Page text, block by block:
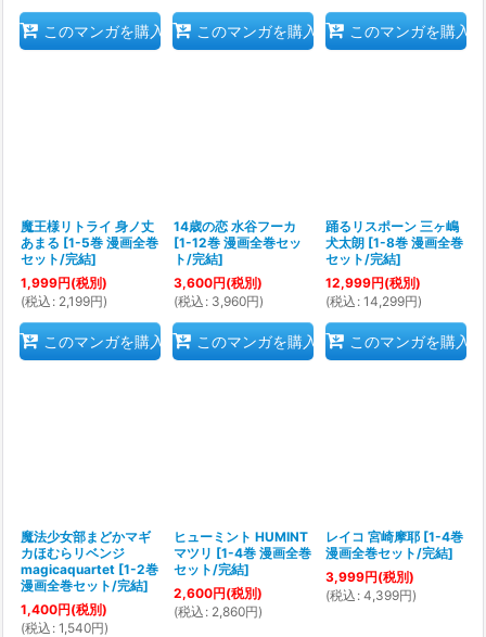
このマンガを購入 このマンガを購入 このマンガを購入
魔王様リトライ 身ノ丈
あまる [1-5巻 漫画全巻
セット/完結]
1,999円(税別)
(税込 : 2,199円)
このマンガを購入
14歳の恋 水谷フーカ
[1-12巻 漫画全巻セッ
ト/完結]
3,600円(税別)
(税込 : 3,960円)
このマンガを購入
踊るリスポーン 三ヶ嶋
犬太朗 [1-8巻 漫画全巻
セット/完結]
12,999円(税別)
(税込 : 14,299円)
このマンガを購入
魔法少女部まどかマギ
カほむらリベンジ
magicaquartet [1-2巻
漫画全巻セット/完結]
1,400円(税別)
(税込 : 1,540円)
ヒューミント HUMINT
マツリ [1-4巻 漫画全巻
セット/完結]
2,600円(税別)
(税込 : 2,860円)
レイコ 宮崎摩耶 [1-4巻
漫画全巻セット/完結]
3,999円(税別)
(税込 : 4,399円)